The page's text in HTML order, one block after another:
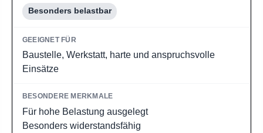
Besonders belastbar
Baustelle, Werkstatt, harte und anspruchsvolle
Einsätze
Für hohe Belastung ausgelegt
Besonders widerstandsfähig